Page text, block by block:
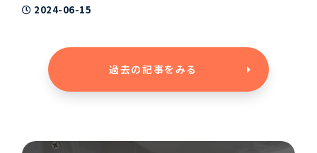
2024-06-15
過去の記事をみる